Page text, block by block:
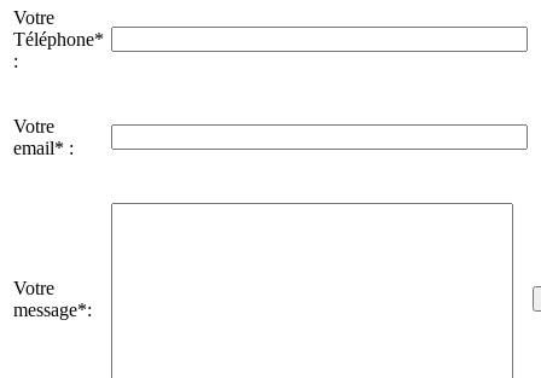
Votre
Téléphone*
:
Votre
email* :
Votre
message*: